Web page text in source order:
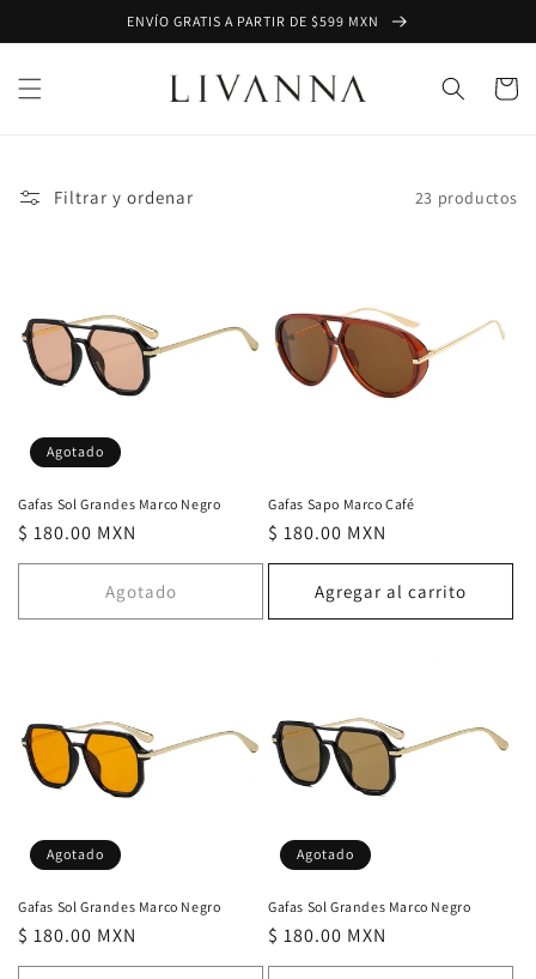
directamente
al contenido
ENVÍO GRATIS A PARTIR DE $599 MXN
Carrito
Filtrar y ordenar 23 productos
Agotado
Gafas Sol Grandes Marco Negro
Precio
habitual
$ 180.00 MXN
Agotado
Gafas Sapo Marco Café
Precio
habitual
$ 180.00 MXN
Agregar al carrito
Agotado
Gafas Sol Grandes Marco Negro
Precio
habitual
$ 180.00 MXN
Agotado
Gafas Sol Grandes Marco Negro
Precio
habitual
$ 180.00 MXN